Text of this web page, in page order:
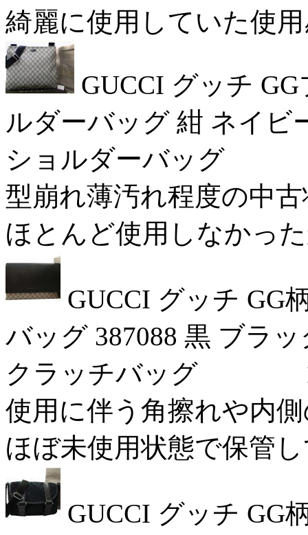
綺麗に使用していた使
GUCCI グッチ
ルダーバッグ 紺 ネイビ
ショルダーバッグ
型崩れ薄汚れ程度の中古
ほとんど使用しなかっ
GUCCI グッチ GG
バッグ 387088 黒 ブラッ
クラッチバッグ
使用に伴う角擦れや内
ほぼ未使用状態で保管
GUCCI グッチ GG